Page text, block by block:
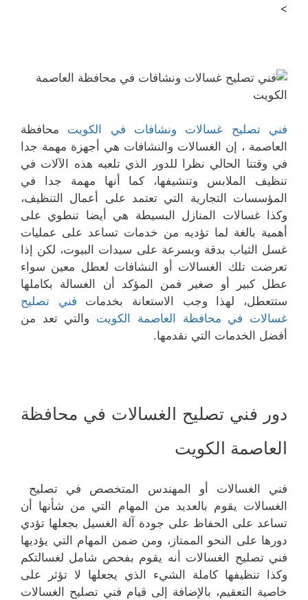
>
فني تصليح غسالات ونشافات في الكويت محافظة
العاصمة ، إن الغسالات والنشافات هي أجهزة مهمة جدا
في وقتنا الحالي نظرا للدور الذي تلعبه هذه الآلات في
تنظيف الملابس وتنشيفها، كما أنها مهمة جدا في
المؤسسات التجارية التي تعتمد على أعمال التنظيف،
وكذا غسالات المنازل البسيطة هي أيضا تنطوي على
أهمية بالغة لما تؤديه من خدمات تساعد على عمليات
غسل الثياب بدقة وبسرعة على سيدات البيوت، لكن إذا
تعرضت تلك الغسالات أو النشافات لعطل معين سواء
عطل كبير أو صغير فمن المؤكد أن الغسالة بكاملها
ستتعطل، لهذا وجب الاستعانة بخدمات فني تصليح
غسالات في محافظة العاصمة الكويت والتي تعد من
أفضل الخدمات التي نقدمها.
دور فني تصليح الغسالات في محافظة
العاصمة الكويت
فني الغسالات أو المهندس المتخصص في تصليح
الغسالات يقوم بالعديد من المهام التي من شأنها أن
تساعد على الحفاظ على جودة آلة الغسيل بجعلها تؤدي
دورها على النحو الممتاز، ومن ضمن المهام التي يؤديها
فني تصليح الغسالات أنه يقوم بفحص شامل لغسالتكم
وكذا تنظيفها كاملة الشيء الذي يجعلها لا تؤثر على
خاصية التعقيم، بالإضافة إلى قيام فني تصليح الغسالات